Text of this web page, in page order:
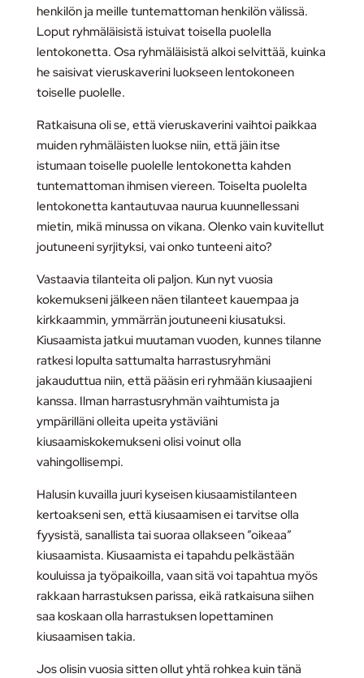
henkilön ja meille tuntemattoman henkilön välissä.
Loput ryhmäläisistä istuivat toisella puolella
lentokonetta. Osa ryhmäläisistä alkoi selvittää, kuinka
he saisivat vieruskaverini luokseen lentokoneen
toiselle puolelle.
Ratkaisuna oli se, että vieruskaverini vaihtoi paikkaa
muiden ryhmäläisten luokse niin, että jäin itse
istumaan toiselle puolelle lentokonetta kahden
tuntemattoman ihmisen viereen. Toiselta puolelta
lentokonetta kantautuvaa naurua kuunnellessani
mietin, mikä minussa on vikana. Olenko vain kuvitellut
joutuneeni syrjityksi, vai onko tunteeni aito?
Vastaavia tilanteita oli paljon. Kun nyt vuosia
kokemukseni jälkeen näen tilanteet kauempaa ja
kirkkaammin, ymmärrän joutuneeni kiusatuksi.
Kiusaamista jatkui muutaman vuoden, kunnes tilanne
ratkesi lopulta sattumalta harrastusryhmäni
jakauduttua niin, että pääsin eri ryhmään kiusaajieni
kanssa. Ilman harrastusryhmän vaihtumista ja
ympärilläni olleita upeita ystäviäni
kiusaamiskokemukseni olisi voinut olla
vahingollisempi.
Halusin kuvailla juuri kyseisen kiusaamistilanteen
kertoakseni sen, että kiusaamisen ei tarvitse olla
fyysistä, sanallista tai suoraa ollakseen ”oikeaa”
kiusaamista. Kiusaamista ei tapahdu pelkästään
kouluissa ja työpaikoilla, vaan sitä voi tapahtua myös
rakkaan harrastuksen parissa, eikä ratkaisuna siihen
saa koskaan olla harrastuksen lopettaminen
kiusaamisen takia.
Jos olisin vuosia sitten ollut yhtä rohkea kuin tänä